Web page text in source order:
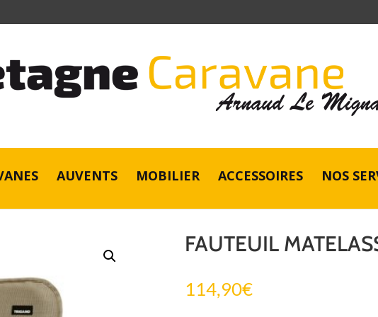
AUVENTS MOBILIER ACCESSOIRES NOS
FAUTEUIL
114,90€